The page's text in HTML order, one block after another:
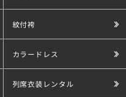
紋付袴
カラードレス
列席衣装レンタル